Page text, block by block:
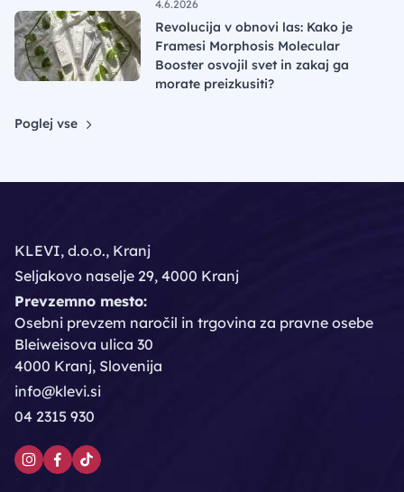
4.6.2026
Revolucija v obnovi las: Kako je
Framesi Morphosis Molecular
Booster osvojil svet in zakaj ga
morate preizkusiti?
Poglej vse
KLEVI, d.o.o., Kranj
Seljakovo naselje 29, 4000 Kranj
Prevzemno mesto:
Osebni prevzem naročil in trgovina za pravne osebe
Bleiweisova ulica 30
4000 Kranj, Slovenija
info@klevi.si
04 2315 930